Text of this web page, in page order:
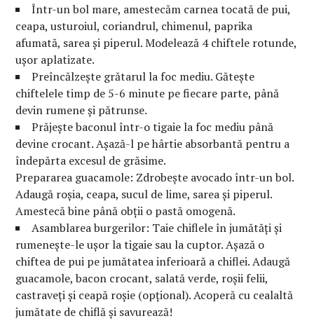
Într-un bol mare, amestecăm carnea tocată de pui,
ceapa, usturoiul, coriandrul, chimenul, paprika
afumată, sarea și piperul. Modelează 4 chiftele rotunde,
ușor aplatizate.
Preîncălzește grătarul la foc mediu. Gătește
chiftelele timp de 5-6 minute pe fiecare parte, până
devin rumene și pătrunse.
Prăjește baconul într-o tigaie la foc mediu până
devine crocant. Așază-l pe hârtie absorbantă pentru a
îndepărta excesul de grăsime.
Prepararea guacamole: Zdrobește avocado într-un bol.
Adaugă roșia, ceapa, sucul de lime, sarea și piperul.
Amestecă bine până obții o pastă omogenă.
Asamblarea burgerilor: Taie chiflele în jumătăți și
rumenește-le ușor la tigaie sau la cuptor. Așază o
chiftea de pui pe jumătatea inferioară a chiflei. Adaugă
guacamole, bacon crocant, salată verde, roșii felii,
castraveți și ceapă roșie (opțional). Acoperă cu cealaltă
jumătate de chiflă și savurează!